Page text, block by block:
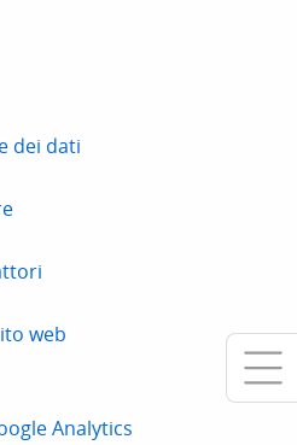
dei dati
web
Analytics